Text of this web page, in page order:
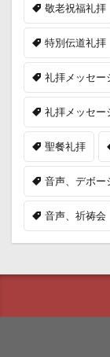
敬老祝福礼拝
特別伝道礼拝
礼拝メッセ
礼拝メッセー
聖餐礼拝
音声、デボー
音声、祈祷会